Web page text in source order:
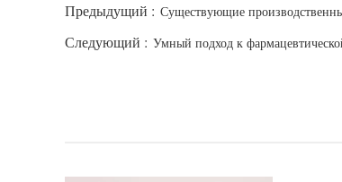
Предыдущий : Существующие
Следующий : Умный подход к